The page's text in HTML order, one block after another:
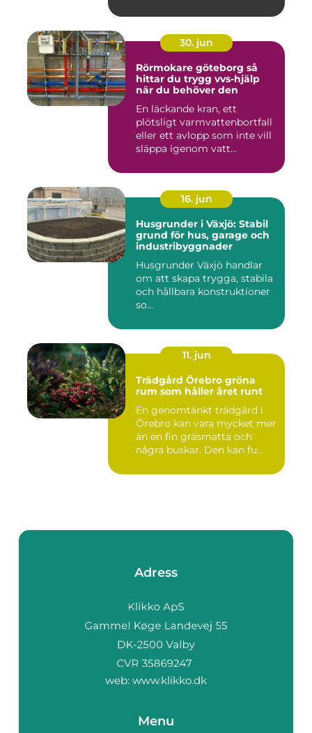
30. jun
Rörmokare göteborg så
hittar du trygg vvs-hjälp
när du behöver den
En läckande kran, ett
plötsligt varmvattenbortfall
eller ett avlopp som inte vill
släppa igenom vatt...
16. jun
Husgrunder i Växjö: Stabil
grund för hus, garage och
industribyggnader
Husgrunder Växjö handlar
om att skapa trygga, stabila
och hållbara konstruktioner
so...
11. jun
Trädgård Örebro gröna
rum som håller året runt
En genomtänkt trädgård i
Örebro kan vara mycket mer
än en fin gräsmatta och
några buskar. Den kan fu...
Adress
web: www.klikko.dk
Menu